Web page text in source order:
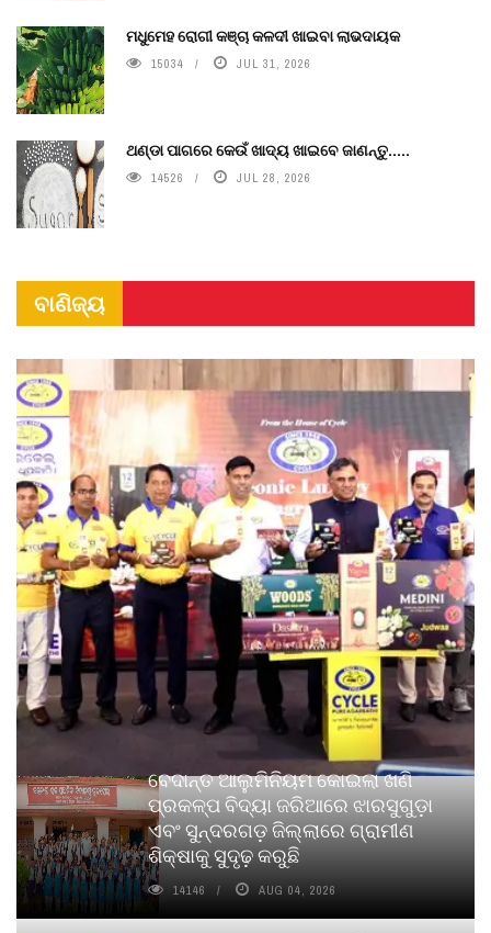
ମଧୁମେହ ରୋଗୀ କଞ୍ଚା କଳଦୀ ଖାଇବା ଲାଭଦାୟକ
15034 JUL 31, 2026
ଥଣ୍ଡା ପାଗରେ କେଉଁ ଖାଦ୍ୟ ଖାଇବେ ଜାଣନ୍ତୁ.....
14526 JUL 28, 2026
ବାଣିଜ୍ୟ
ବେଦାନ୍ତ ଆଲୁମିନିୟମ କୋଇଲା ଖଣି
ପ୍ରକଳ୍ପ ବିଦ୍ୟା ଜରିଆରେ ଝାରସୁଗୁଡ଼ା
ଏବଂ ସୁନ୍ଦରଗଡ଼ ଜିଲ୍ଲାରେ ଗ୍ରାମୀଣ
ଶିକ୍ଷାକୁ ସୁଦୃଢ଼ କରୁଛି
14146 AUG 04, 2026